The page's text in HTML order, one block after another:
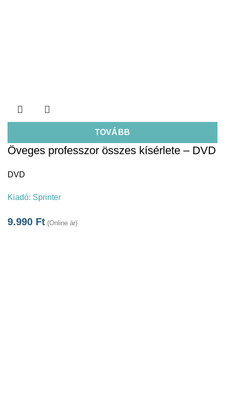
TOVÁBB
Öveges professzor összes kísérlete – DVD
DVD
Kiadó: Sprinter
9.990 Ft (Online ár)